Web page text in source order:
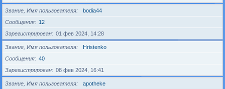
Звание, Имя пользователя
bodia44
Сообщения
12
Зарегистрирован
01 фев 2024, 14:28
Звание, Имя пользователя
Hristenko
Сообщения
40
Зарегистрирован
08 фев 2024, 16:41
Звание, Имя пользователя
apotheke